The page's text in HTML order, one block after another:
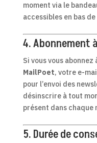
moment via le
accessibles en bas de
4. Abonnement
Si vous vous
MailPoet, votre e-
pour l’envoi des
désinscrire à tout
présent dans chaque
5. Durée de